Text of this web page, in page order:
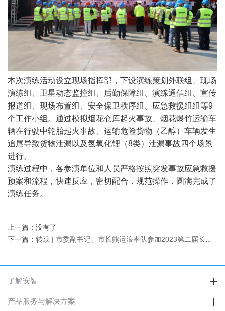
本次演练活动设立现场指挥部，下设演练策划外联组、现场
演练组、卫星动态监控组、后勤保障组、演练通信组、宣传
报道组、现场布置组、安全保卫秩序组、应急救援组组等9
个工作小组。通过模拟烟花仓库起火事故、烟花爆竹运输车
辆在行驶中轮胎起火事故、运输危险货物（乙醇）车辆发生
追尾导致货物泄漏以及氢氧化锂（8类）泄漏事故四个场景
进行。
演练过程中，各参演单位和人员严格按照突发事故应急救援
预案和流程，快速反应，密切配合，规范操作，圆满完成了
演练任务。
上一篇：没有了
下一篇： 转载 | 市委副书记、市长熊运浪率队参加2023第二届长沙国际物流与交流博览会
了解安智
产品服务与解决方案